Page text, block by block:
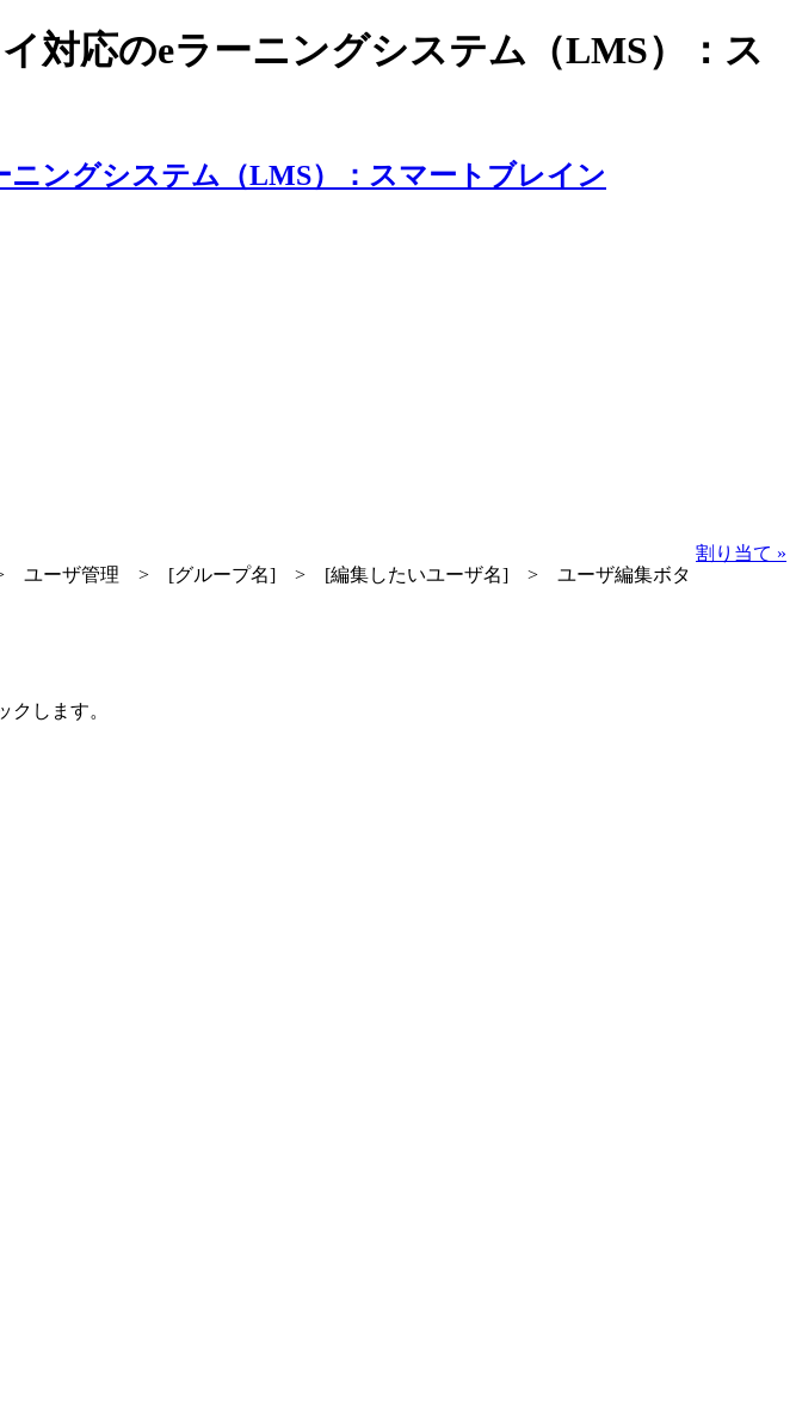
対応のeラーニングシステム（LMS）：ス
割り当て »
> ユーザ管理 > [グループ名] > [編集したいユーザ名] > ユーザ編集ボタ
します。